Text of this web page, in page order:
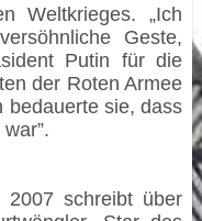
Weltkrieges. „Ich
Geste,
Putin für die
der Roten Armee
bedauerte sie, dass
2007 schreibt über